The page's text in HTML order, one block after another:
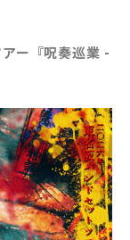
ー『呪奏巡業 -